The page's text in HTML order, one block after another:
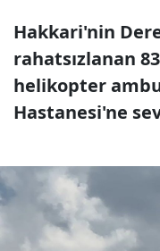
Hakkari'nin
rahatsızlanan
helikopter
Hastanesi'ne